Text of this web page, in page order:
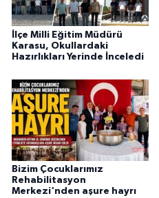
İlçe Milli Eğitim Müdürü
Karasu, Okullardaki
Hazırlıkları Yerinde İnceledi
Bizim Çocuklarımız
Rehabilitasyon
Merkezi'nden aşure hayrı